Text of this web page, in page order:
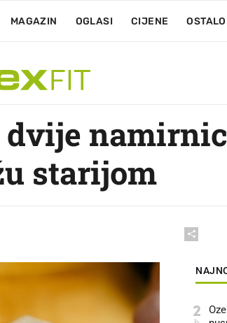
MAGAZIN OGLASI CIJENE OSTALO
dvije
starijom
2